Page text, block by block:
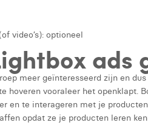
video’s): optioneel
ads
meer geïnteresseerd zijn en
hoveren vooraleer het openklapt.
en te interageren met je
opdat ze je producten leren